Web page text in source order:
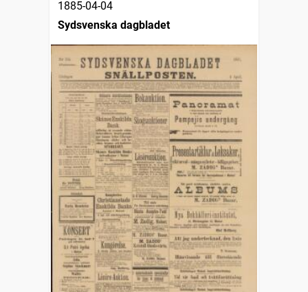
1885-04-04
Sydsvenska dagbladet